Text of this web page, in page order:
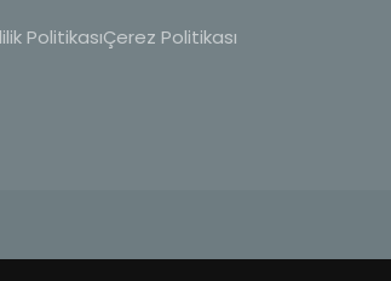
PolitikasıÇerez Politikası